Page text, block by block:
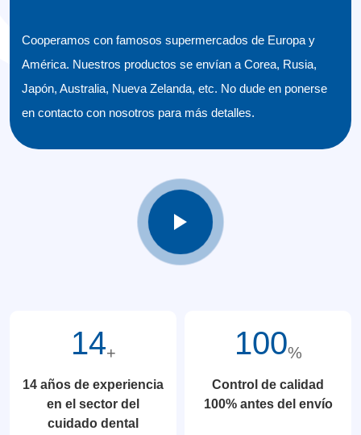
Cooperamos con famosos supermercados de Europa y
América. Nuestros productos se envían a Corea, Rusia,
Japón, Australia, Nueva Zelanda, etc. No dude en ponerse
en contacto con nosotros para más detalles.
14+
14 años de experiencia
en el sector del
cuidado dental
100%
Control de calidad
100% antes del envío